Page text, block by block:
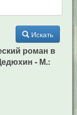
Искать
роман в
- М.: